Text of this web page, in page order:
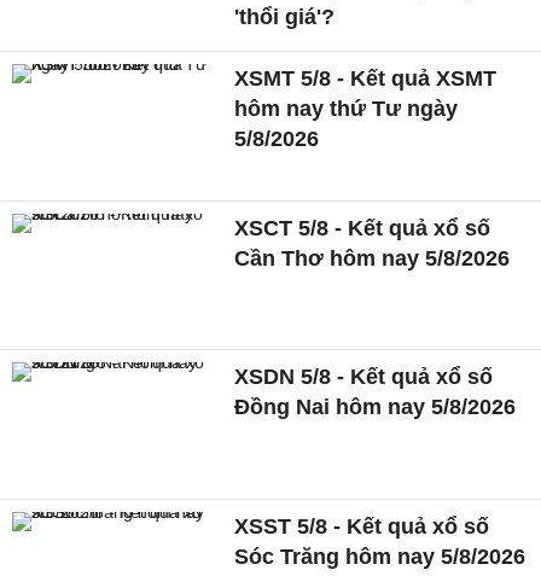
'thổi giá'?
XSMT 5/8 - Kết quả XSMT
hôm nay thứ Tư ngày
5/8/2026
XSCT 5/8 - Kết quả xổ số
Cần Thơ hôm nay 5/8/2026
XSDN 5/8 - Kết quả xổ số
Đồng Nai hôm nay 5/8/2026
XSST 5/8 - Kết quả xổ số
Sóc Trăng hôm nay 5/8/2026